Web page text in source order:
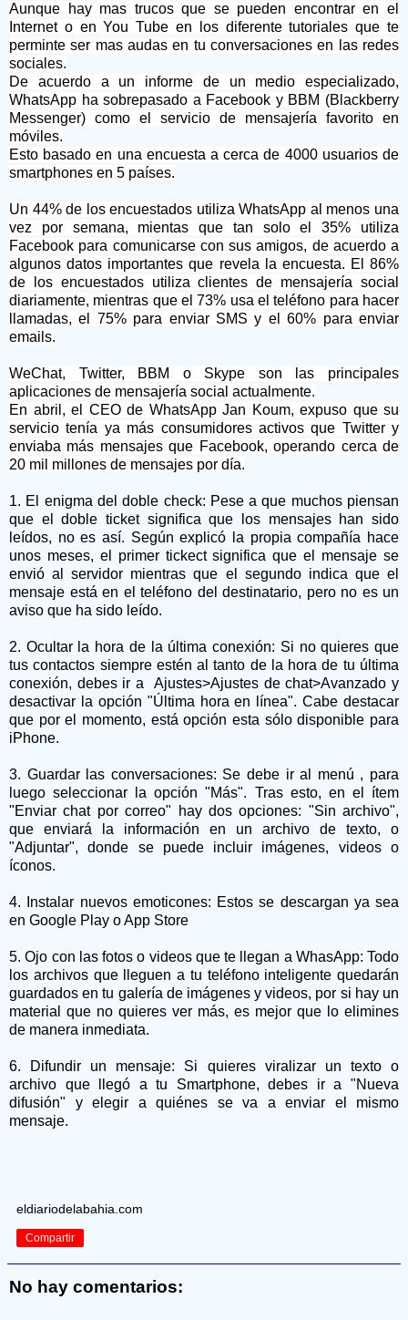
Aunque hay mas trucos que se pueden encontrar en el
Internet o en You Tube en los diferente tutoriales que te
perminte ser mas audas en tu conversaciones en las redes
sociales.
De acuerdo a un informe de un medio especializado,
WhatsApp ha sobrepasado a Facebook y BBM (Blackberry
Messenger) como el servicio de mensajería favorito en
móviles.
Esto basado en una encuesta a cerca de 4000 usuarios de
smartphones en 5 países.
Un 44% de los encuestados utiliza WhatsApp al menos una
vez por semana, mientas que tan solo el 35% utiliza
Facebook para comunicarse con sus amigos, de acuerdo a
algunos datos importantes que revela la encuesta. El 86%
de los encuestados utiliza clientes de mensajería social
diariamente, mientras que el 73% usa el teléfono para hacer
llamadas, el 75% para enviar SMS y el 60% para enviar
emails.
WeChat, Twitter, BBM o Skype son las principales
aplicaciones de mensajería social actualmente.
En abril, el CEO de WhatsApp Jan Koum, expuso que su
servicio tenía ya más consumidores activos que Twitter y
enviaba más mensajes que Facebook, operando cerca de
20 mil millones de mensajes por día.
1. El enigma del doble check: Pese a que muchos piensan
que el doble ticket significa que los mensajes han sido
leídos, no es así. Según explicó la propia compañía hace
unos meses, el primer tickect significa que el mensaje se
envió al servidor mientras que el segundo indica que el
mensaje está en el teléfono del destinatario, pero no es un
aviso que ha sido leído.
2. Ocultar la hora de la última conexión: Si no quieres que
tus contactos siempre estén al tanto de la hora de tu última
conexión, debes ir a Ajustes>Ajustes de chat>Avanzado y
desactivar la opción "Última hora en línea". Cabe destacar
que por el momento, está opción esta sólo disponible para
iPhone.
3. Guardar las conversaciones: Se debe ir al menú , para
luego seleccionar la opción "Más". Tras esto, en el ítem
"Enviar chat por correo" hay dos opciones: "Sin archivo",
que enviará la información en un archivo de texto, o
"Adjuntar", donde se puede incluir imágenes, videos o
íconos.
4. Instalar nuevos emoticones: Estos se descargan ya sea
en Google Play o App Store
5. Ojo con las fotos o videos que te llegan a WhasApp: Todo
los archivos que lleguen a tu teléfono inteligente quedarán
guardados en tu galería de imágenes y videos, por si hay un
material que no quieres ver más, es mejor que lo elimines
de manera inmediata.
6. Difundir un mensaje: Si quieres viralizar un texto o
archivo que llegó a tu Smartphone, debes ir a "Nueva
difusión" y elegir a quiénes se va a enviar el mismo
mensaje.
eldiariodelabahia.com
Compartir
No hay comentarios: